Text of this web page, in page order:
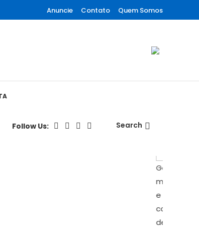
Anuncie Contato Quem Somos
Follow Us: Search